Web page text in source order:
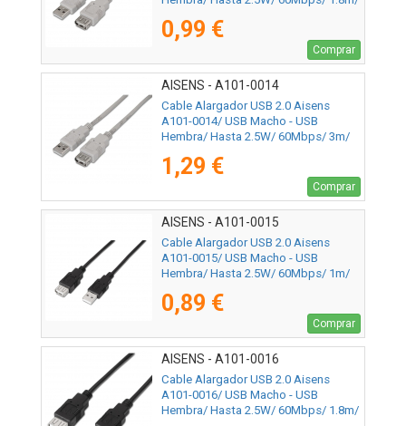
0,99 €
Comprar
AISENS - A101-0014
Cable Alargador USB 2.0 Aisens
A101-0014/ USB Macho - USB
Hembra/ Hasta 2.5W/ 60Mbps/ 3m/
1,29 €
Comprar
AISENS - A101-0015
Cable Alargador USB 2.0 Aisens
A101-0015/ USB Macho - USB
Hembra/ Hasta 2.5W/ 60Mbps/ 1m/
0,89 €
Comprar
AISENS - A101-0016
Cable Alargador USB 2.0 Aisens
A101-0016/ USB Macho - USB
Hembra/ Hasta 2.5W/ 60Mbps/ 1.8m/